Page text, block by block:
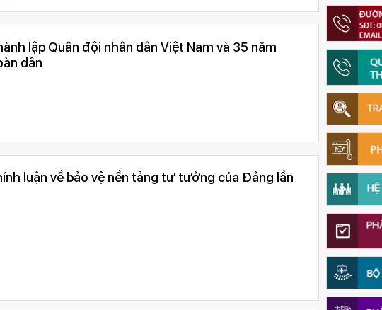
lập Quân đội nhân dân Việt Nam và 35 năm
dân
luận về bảo vệ nền tảng tư tưởng của Đảng lần